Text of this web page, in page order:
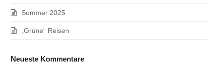
Sommer 2025
„Grüne“ Reisen
Neueste Kommentare